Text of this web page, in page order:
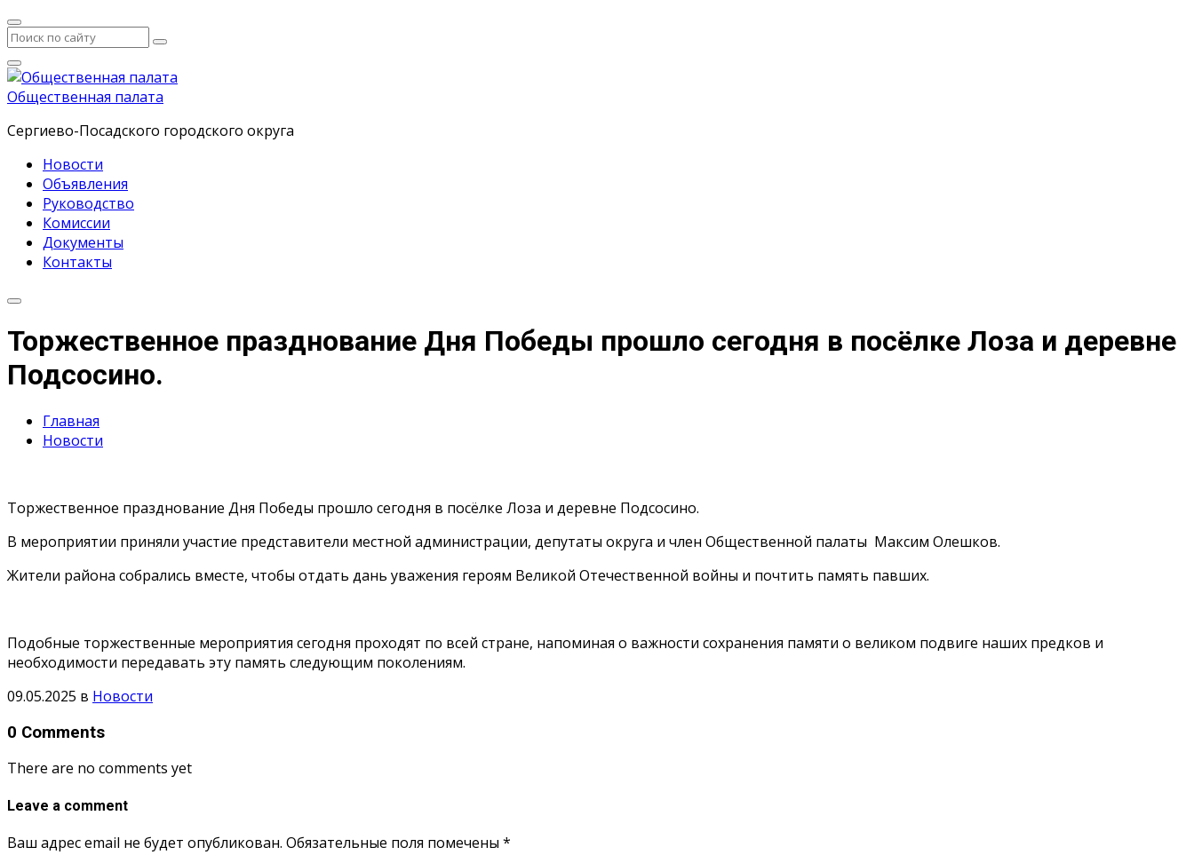
Общественная палата
Сергиево-Посадского городского округа
Новости
Объявления
Руководство
Комиссии
Документы
Контакты
Торжественное празднование Дня Победы прошло сегодня в посёлке Лоза и деревне
Подсосино.
Главная
Новости
Торжественное празднование Дня Победы прошло сегодня в посёлке Лоза и деревне Подсосино.
В мероприятии приняли участие представители местной администрации, депутаты округа и член Общественной палаты Максим Олешков.
Жители района собрались вместе, чтобы отдать дань уважения героям Великой Отечественной войны и почтить память павших.
Подобные торжественные мероприятия сегодня проходят по всей стране, напоминая о важности сохранения памяти о великом подвиге наших предков и
необходимости передавать эту память следующим поколениям.
09.05.2025 в Новости
0 Comments
There are no comments yet
Leave a comment
Ваш адрес email не будет опубликован. Обязательные поля помечены *